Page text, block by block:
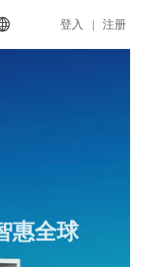
登入 | 注册
集成商